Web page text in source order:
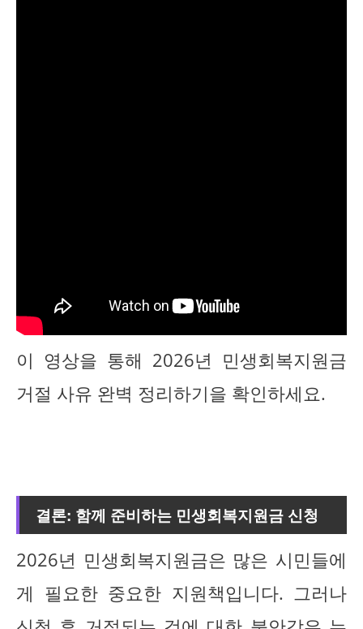
이 영상을 통해 2026년 민생회복지원금
거절 사유 완벽 정리하기을 확인하세요.
결론: 함께 준비하는 민생회복지원금 신청
2026년 민생회복지원금은 많은 시민들에
게 필요한 중요한 지원책입니다. 그러나